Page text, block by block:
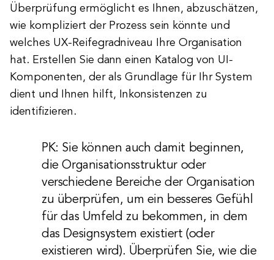
Überprüfung ermöglicht es Ihnen, abzuschätzen,
wie kompliziert der Prozess sein könnte und
welches UX-Reifegradniveau Ihre Organisation
hat. Erstellen Sie dann einen Katalog von UI-
Komponenten, der als Grundlage für Ihr System
dient und Ihnen hilft, Inkonsistenzen zu
identifizieren.
PK: Sie können auch damit beginnen,
die Organisationsstruktur oder
verschiedene Bereiche der Organisation
zu überprüfen, um ein besseres Gefühl
für das Umfeld zu bekommen, in dem
das Designsystem existiert (oder
existieren wird). Überprüfen Sie, wie die